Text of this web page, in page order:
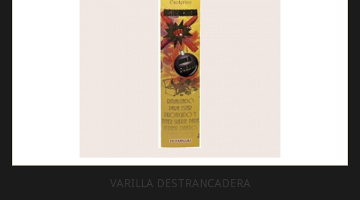
VARILLA DESTRANCADERA